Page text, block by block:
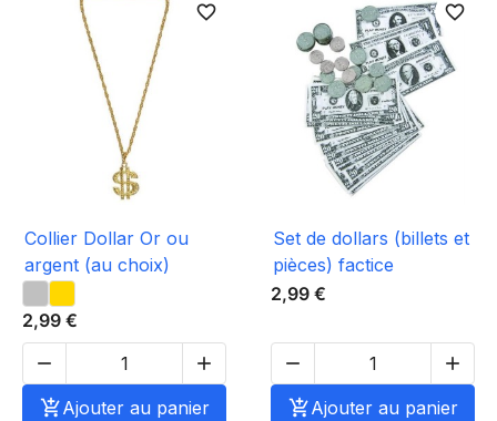
favorite_border
Collier Dollar Or ou
argent (au choix)
2,99 €


Ajouter au panier
favorite_border
Set de dollars (billets et
pièces) factice
2,99 €


Ajouter au panier